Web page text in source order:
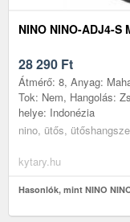
NINO NINO-ADJ4-S
28 290 Ft
Átmérő: 8, Anyag:
Tok: Nem, Hangolás:
helye: Indonézia
nino, ütős,
kytary.hu
Hasonlók, mint NINO